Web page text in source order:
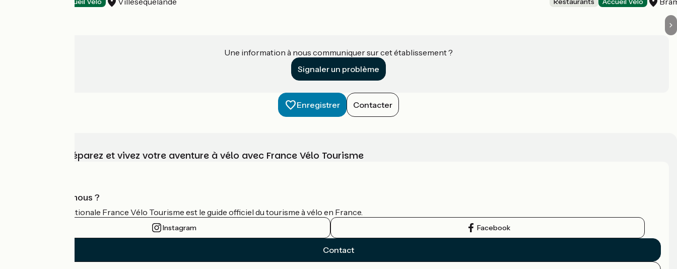
Une information à nous communiquer sur cet établissement ?
Signaler un problème
Enregistrer Contacter
Choisissez, préparez et vivez votre aventure à vélo avec France Vélo Tourisme
Qui sommes-nous ?
L'association nationale France Vélo Tourisme est le guide officiel du tourisme à vélo en France.
Instagram Facebook
Contact